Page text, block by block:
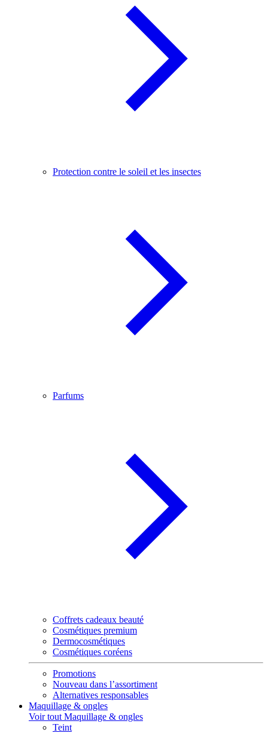
Protection contre le soleil et les insectes
Parfums
Coffrets cadeaux beauté
Cosmétiques premium
Dermocosmétiques
Cosmétiques coréens
Promotions
Nouveau dans l’assortiment
Alternatives responsables
Maquillage & ongles
Voir tout Maquillage & ongles
Teint